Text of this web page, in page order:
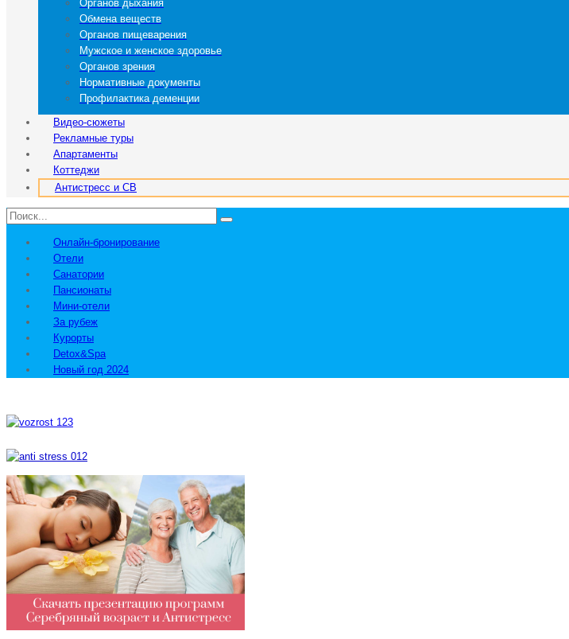
Органов дыхания
Обмена веществ
Органов пищеварения
Мужское и женское здоровье
Органов зрения
Нормативные документы
Профилактика деменции
Видео-сюжеты
Рекламные туры
Апартаменты
Коттеджи
Антистресс и СВ
Онлайн-бронирование
Отели
Санатории
Пансионаты
Мини-отели
За рубеж
Курорты
Detox&Spa
Новый год 2024